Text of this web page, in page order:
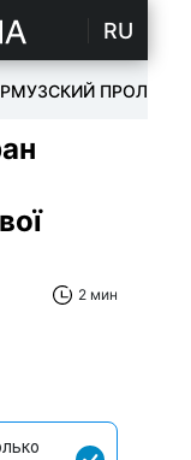
RU
ПРОЛИВ
2 мин